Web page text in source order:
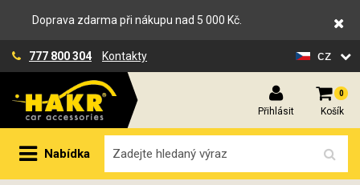
Doprava zdarma při nákupu nad 5 000 Kč.
777 800 304 Kontakty cz
Přihlásit
0
Košík
Nabídka